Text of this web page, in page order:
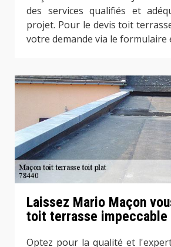
des services qualifiés et
projet. Pour le devis toit
votre demande via le formulaire
Laissez Mario Maçon
toit terrasse impeccable
Optez pour la qualité et